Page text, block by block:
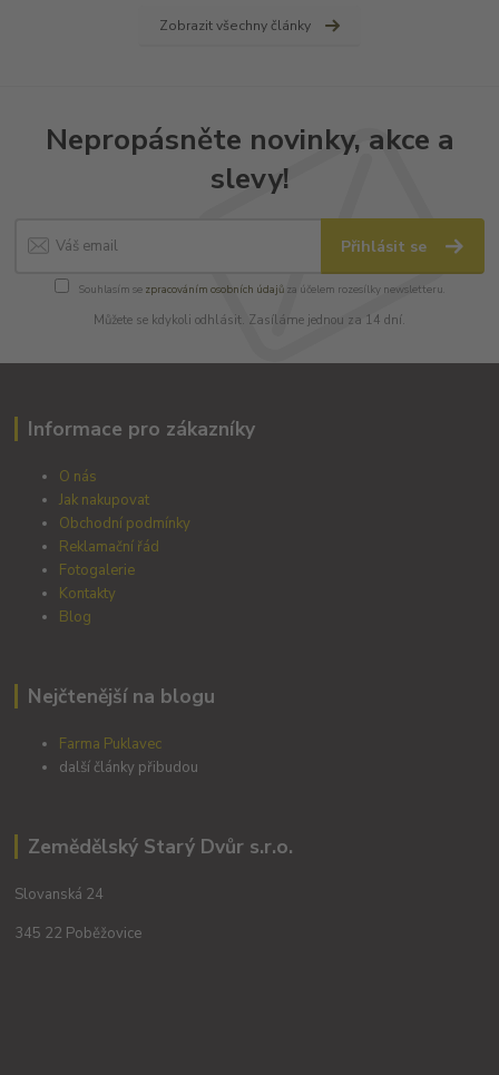
Zobrazit všechny články
Nepropásněte novinky, akce a
slevy!
Přihlásit se
Souhlasím se zpracováním osobních údajůza účelem rozesílky newsletteru.
Můžete se kdykoli odhlásit. Zasíláme jednou za 14 dní.
Informace pro zákazníky
O nás
Jak nakupovat
Obchodní podmínky
Reklamační řád
Fotogalerie
Kontakty
Blog
Nejčtenější na blogu
Farma Puklavec
další články přibudou
Zemědělský Starý Dvůr s.r.o.
Slovanská 24
345 22 Poběžovice